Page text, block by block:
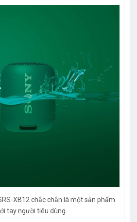
XB12 chắc chắn là một sản phẩm
tay người tiêu dùng.